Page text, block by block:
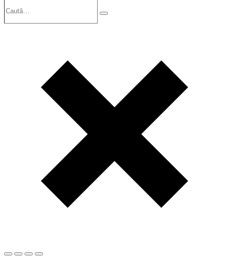
Search